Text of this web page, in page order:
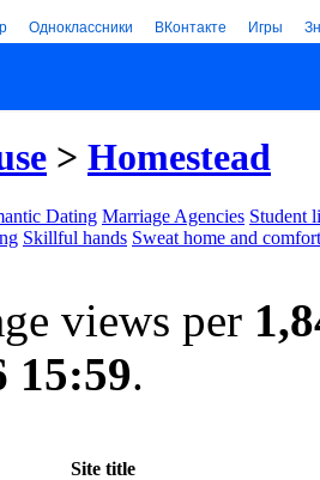
Одноклассники ВКонтакте Игры
> Homestead
Dating Marriage Agencies Student
Skillful hands Sweat home and comfort
views per
15:59.
Site title